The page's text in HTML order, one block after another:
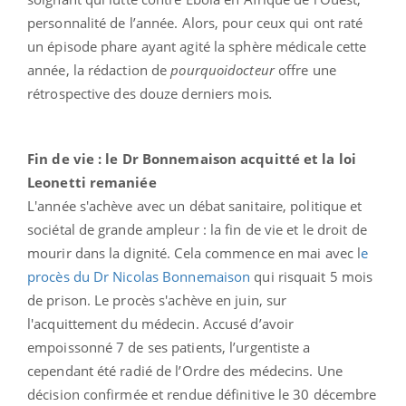
personnalité de l’année. Alors, pour ceux qui ont raté
un épisode phare ayant agité la sphère médicale cette
année, la rédaction depourquoidocteuroffre une
rétrospective des douze derniers mois.
Fin de vie : le Dr Bonnemaison acquitté et la loi
Leonetti remaniée
L'année s'achève avec un débat sanitaire, politique et
sociétal de grande ampleur : la fin de vie et le droit de
mourir dans la dignité. Cela commence en mai avec le
procès du Dr Nicolas Bonnemaison qui risquait 5 mois
de prison. Le procès s'achève en juin, sur
l'acquittement du médecin. Accusé d’avoir
empoissonné 7 de ses patients, l’urgentiste a
cependant été radié de l’Ordre des médecins. Une
décision confirmée et rendue définitive le 30 décembre